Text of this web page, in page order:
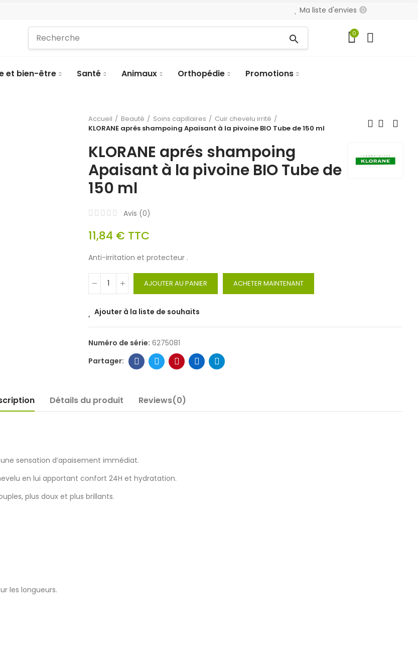
Ma liste d'envies 0
search 0
et bien-être Santé Animaux Orthopédie Promotions
Accueil Beauté Soins capillaires
Cuir chevelu irrité
KLORANE aprés shampoing Apaisant à la pivoine BIO Tube de 150 ml
KLORANE aprés shampoing
Apaisant à la pivoine BIO Tube de
150 ml
Avis (0)
11,84 € TTC
Anti-irritation et protecteur .
AJOUTER AU PANIER ACHETER MAINTENANT
Ajouter à la liste de souhaits
Numéro de série: 6275081
Détails du produit Reviews(0)
sensation d’apaisement immédiat.
en lui apportant confort 24H et hydratation.
plus doux et plus brillants.
les longueurs.